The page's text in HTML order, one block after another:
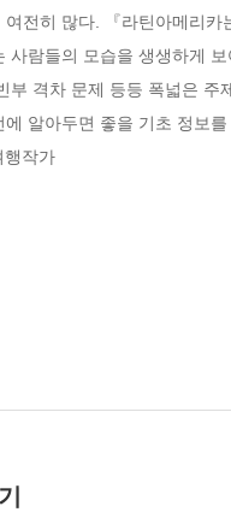
여전히 많다. 『라틴아메리
사람들의 모습을 생생하게
부 격차 문제 등등 폭넓은
에 알아두면 좋을 기초 정보
행작가